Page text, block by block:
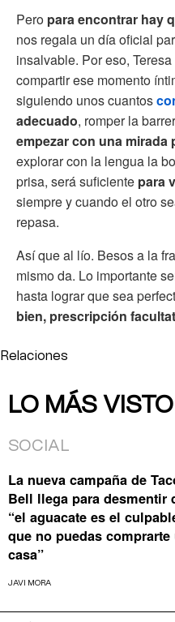
Pero para encontrar hay
nos regala un día oficial
insalvable. Por eso,
compartir ese momento
siguiendo unos cuantos
adecuado, romper la
empezar con una mirada
explorar con la lengua la
prisa, será suficiente para
siempre y cuando el otro
repasa.
Así que al lío. Besos a la
mismo da. Lo importante
hasta lograr que sea
bien, prescripción
Relaciones
LO MÁS VISTO
SOCIAL
La nueva campaña de
Bell llega para desmentir
“el aguacate es el
que no puedas comprarte
casa”
JAVI MORA